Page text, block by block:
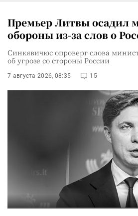
Премьер Литвы осадил
обороны из-за слов о
Синкявичюс опроверг слова
об угрозе со стороны России
7 августа 2026, 08:35 15